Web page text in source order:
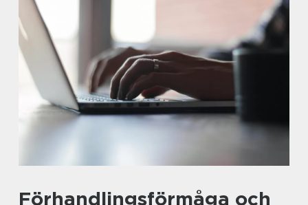
Förhandlingsförmåga och